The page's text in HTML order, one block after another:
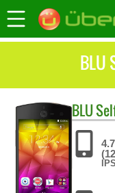
BLU
BLU